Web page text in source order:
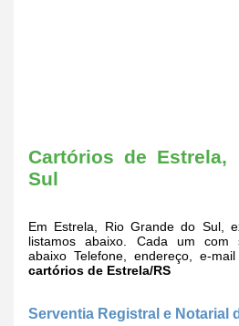
Cartórios de Estrela,
Sul
Em Estrela, Rio Grande do Sul,
listamos abaixo. Cada um com
abaixo Telefone, endereço, e-
cartórios de Estrela/RS
Serventia Registral e Notarial